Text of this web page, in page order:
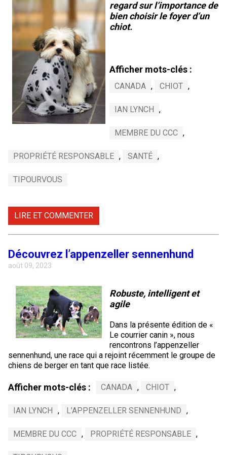
Braque de Weimar
Saint Bernard
Dogue du Tibet
Laika de lakoutie
regard sur l’importance de
bien choisir le foyer d’un
chiot.
Afficher mots-clés :
CANADA , CHIOT ,
IAN LYNCH ,
MEMBRE DU CCC ,
PROPRIÉTÉ RESPONSABLE , SANTÉ ,
TIPOURVOUS
LIRE ET COMMENTER
Découvrez l’appenzeller sennenhund
août 09, 2023
Robuste, intelligent et
agile
Dans la présente édition de «
Le courrier canin », nous
rencontrons l’appenzeller
sennenhund, une race qui a rejoint récemment le groupe de
chiens de berger en tant que race listée.
Afficher mots-clés : CANADA , CHIOT ,
IAN LYNCH , L’APPENZELLER SENNENHUND ,
MEMBRE DU CCC , PROPRIÉTÉ RESPONSABLE ,